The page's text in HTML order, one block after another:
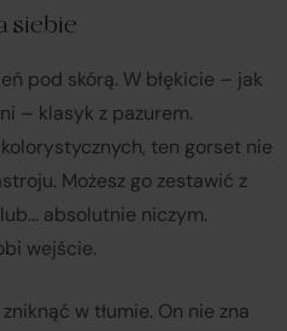
siebie
pod skórą. W błękicie – jak
– klasyk z pazurem.
ten gorset nie
Możesz go zestawić z
absolutnie niczym.
wejście.
w tłumie. On nie zna